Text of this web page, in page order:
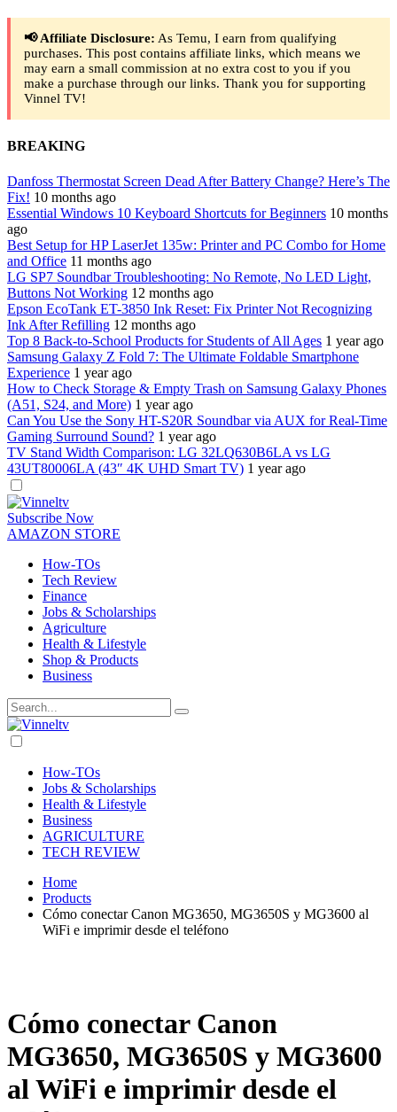
📢 Affiliate Disclosure: As Temu, I earn from qualifying
purchases. This post contains affiliate links, which means we
may earn a small commission at no extra cost to you if you
make a purchase through our links. Thank you for supporting
Vinnel TV!
BREAKING
Danfoss Thermostat Screen Dead After Battery Change? Here’s The
Fix! 10 months ago
Essential Windows 10 Keyboard Shortcuts for Beginners 10 months
ago
Best Setup for HP LaserJet 135w: Printer and PC Combo for Home
and Office 11 months ago
LG SP7 Soundbar Troubleshooting: No Remote, No LED Light,
Buttons Not Working 12 months ago
Epson EcoTank ET-3850 Ink Reset: Fix Printer Not Recognizing
Ink After Refilling 12 months ago
Top 8 Back-to-School Products for Students of All Ages 1 year ago
Samsung Galaxy Z Fold 7: The Ultimate Foldable Smartphone
Experience 1 year ago
How to Check Storage & Empty Trash on Samsung Galaxy Phones
(A51, S24, and More) 1 year ago
Can You Use the Sony HT-S20R Soundbar via AUX for Real-Time
Gaming Surround Sound? 1 year ago
TV Stand Width Comparison: LG 32LQ630B6LA vs LG
43UT80006LA (43″ 4K UHD Smart TV) 1 year ago
Dark
mode
Subscribe Now
AMAZON STORE
How-TOs
Tech Review
Finance
Jobs & Scholarships
Agriculture
Health & Lifestyle
Shop & Products
Business
Dark
How-TOs
Jobs & Scholarships
Health & Lifestyle
Business
AGRICULTURE
TECH REVIEW
Home
Products
Cómo conectar Canon MG3650, MG3650S y MG3600 al
WiFi e imprimir desde el teléfono
Cómo conectar Canon
MG3650, MG3650S y MG3600
al WiFi e imprimir desde el